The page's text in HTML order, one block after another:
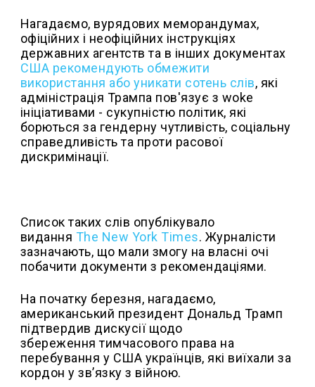
Нагадаємо, вурядових меморандумах,
офіційних і неофіційних інструкціях
державних агентств та в інших документах
США рекомендують обмежити
використання або уникати сотень слів, які
адміністрація Трампа пов'язує з woke
ініціативами - сукупністю політик, які
борються за гендерну чутливість, соціальну
справедливість та проти расової
дискримінації.
Список таких слів опублікувало
видання The New York Times. Журналісти
зазначають, що мали змогу на власні очі
побачити документи з рекомендаціями.
На початку березня, нагадаємо,
американський президент Дональд Трамп
підтвердив дискусії щодо
збереження тимчасового права на
перебування у США українців, які виїхали за
кордон у зв’язку з війною.